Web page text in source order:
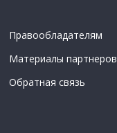
Правообладателям
Материалы партнеров
Обратная связь